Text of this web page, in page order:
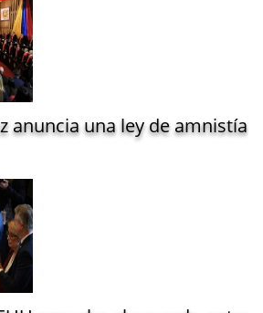
anuncia una ley de amnistía